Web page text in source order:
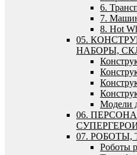
6.
7.
8. Hot
05.
НАБОРЫ,
Модели
06.
07.
Роботы